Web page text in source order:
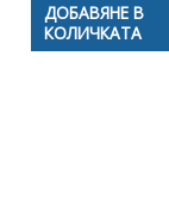
ДОБАВЯНЕ В
КОЛИЧКАТА